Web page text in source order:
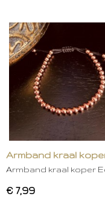
Armband kraal
Armband kraal koper
€ 7,99